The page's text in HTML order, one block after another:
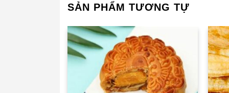
SẢN PHẨM TƯƠNG TỰ